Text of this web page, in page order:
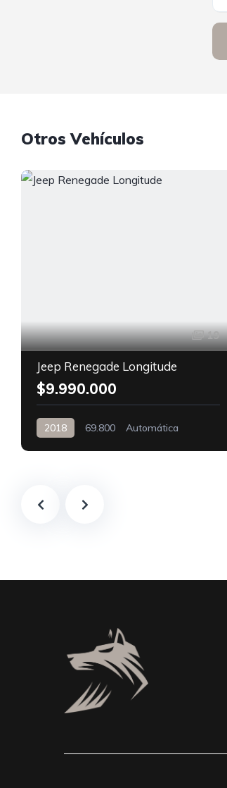
Otros Vehículos
19
Jeep Renegade Longitude
$9.990.000
2018 69.800 Automática